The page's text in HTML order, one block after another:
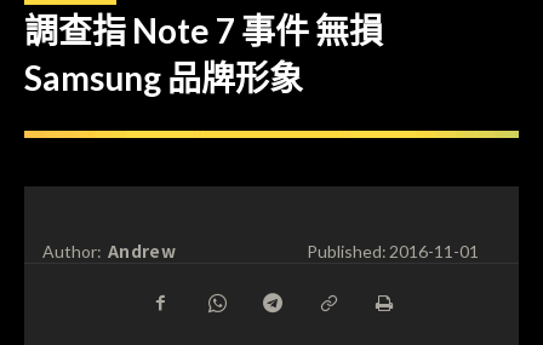
調查指 Note 7 事件 無損
Samsung 品牌形象
Author: Andrew Published:2016-11-01